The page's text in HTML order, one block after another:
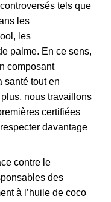
tels que
les
les
palme. En ce sens,
composant
santé tout en
nous travaillons
certifiées
davantage
contre le
des
à l’huile de coco